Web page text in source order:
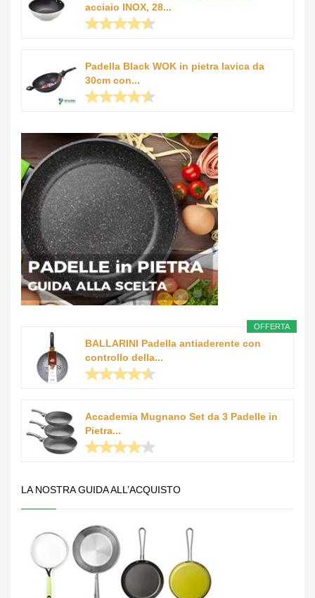
acciaio INOX, 28...
Padella Black WOK in pietra lavica da
30cm con...
OFFERTA
BALLARINI Padella antiaderente con
controllo della...
Accademia Mugnano Set da 3 Padelle in
Pietra...
LA NOSTRA GUIDA ALL’ACQUISTO